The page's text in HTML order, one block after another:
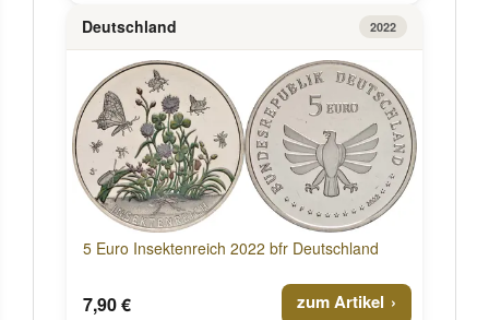
Deutschland 2022
5 Euro Insektenreich 2022 bfr Deutschland
7,90 € zum Artikel